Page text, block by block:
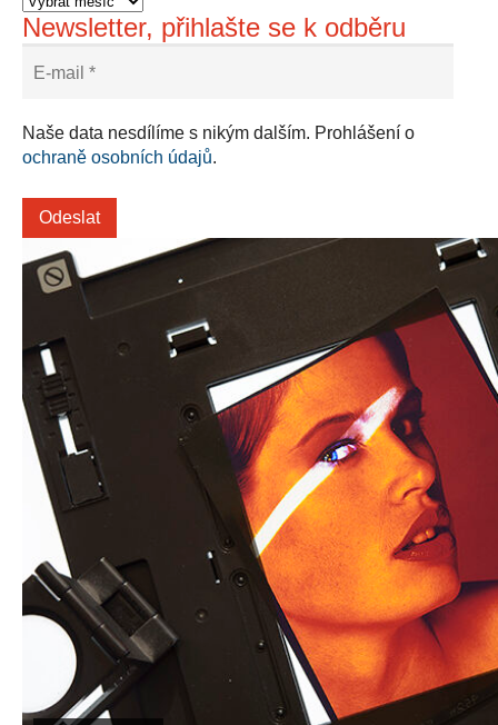
Newsletter, přihlašte se k odběru
Naše data nesdílíme s nikým dalším. Prohlášení o
ochraně osobních údajů.